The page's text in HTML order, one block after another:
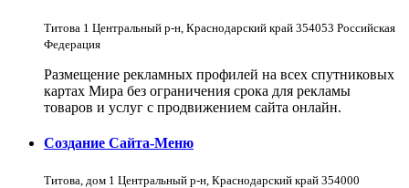
Титова 1 Центральный р-н, Краснодарский край 354053 Российская
Федерация
Размещение рекламных профилей на всех спутниковых
картах Мира без ограничения срока для рекламы
товаров и услуг с продвижением сайта онлайн.
Создание Сайта-Меню
Титова, дом 1 Центральный р-н, Краснодарский край 354000